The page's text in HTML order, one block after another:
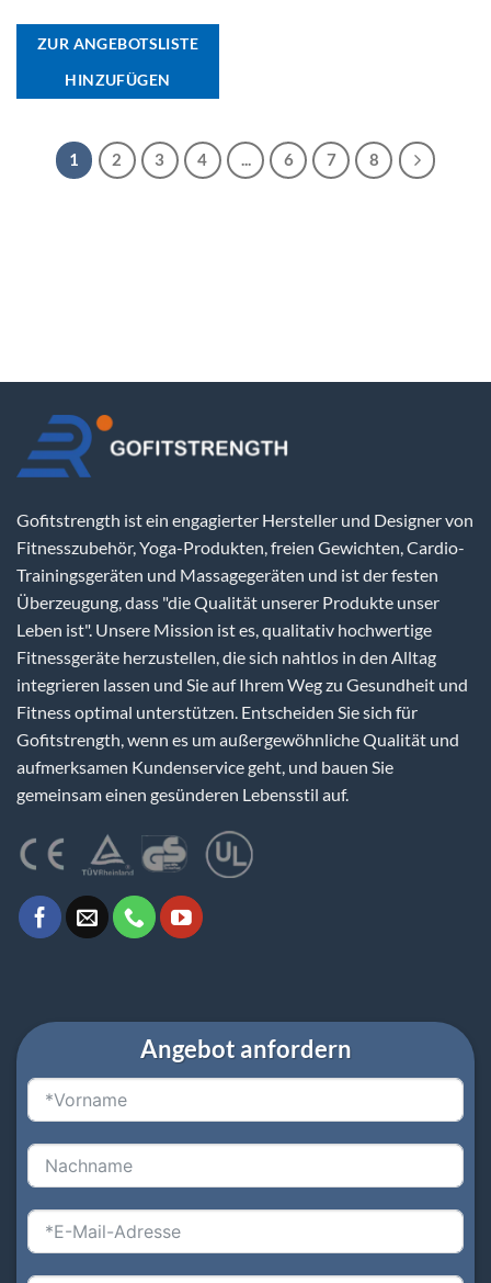
ZUR ANGEBOTSLISTE
HINZUFÜGEN
1 2 3 4 ... 6 7 8
Gofitstrength ist ein engagierter Hersteller und Designer von
Fitnesszubehör, Yoga-Produkten, freien Gewichten, Cardio-
Trainingsgeräten und Massagegeräten und ist der festen
Überzeugung, dass "die Qualität unserer Produkte unser
Leben ist". Unsere Mission ist es, qualitativ hochwertige
Fitnessgeräte herzustellen, die sich nahtlos in den Alltag
integrieren lassen und Sie auf Ihrem Weg zu Gesundheit und
Fitness optimal unterstützen. Entscheiden Sie sich für
Gofitstrength, wenn es um außergewöhnliche Qualität und
aufmerksamen Kundenservice geht, und bauen Sie
gemeinsam einen gesünderen Lebensstil auf.
Angebot anfordern